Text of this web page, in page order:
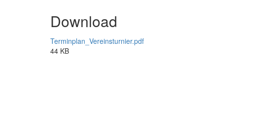
Download
Terminplan_Vereinsturnier.pdf
44 KB